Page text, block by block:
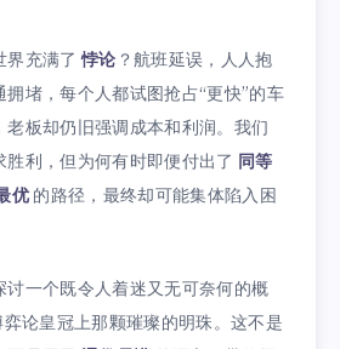
界充满了悖论 ？航班延误，人人抱
堵，每个人都试图抢占“更快”的车
板却仍旧强调成本和利润。我们
利，但为何有时即便付出了 同等
优的路径，最终却可能集体陷入困
讨一个既令人着迷又无可奈何的概
弈论皇冠上那颗璀璨的明珠。这不是